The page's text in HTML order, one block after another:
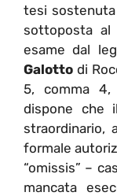
tesi
sottoposta
esame dal
Galottodi
5, comma 4,
dispone che
straordinario,
formale
“omissis” –
mancata